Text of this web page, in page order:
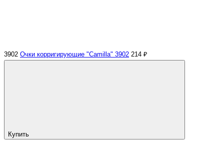
3902 Очки корригирующие "Camilla" 3902 214 ₽
Купить